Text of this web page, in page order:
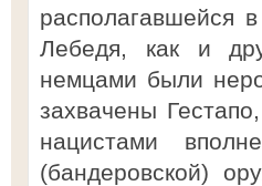
располагавшейся
Лебедя, как и
немцами были
захвачены
нацистами
(бандеровской)